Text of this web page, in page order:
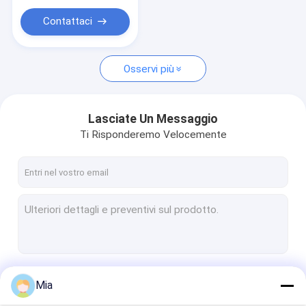
Paprika Peppers secca
Contattaci
Osservi più
Lasciate Un Messaggio
Ti Risponderemo Velocemente
Mia